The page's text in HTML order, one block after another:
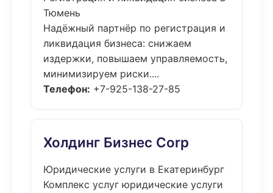
Тюмень
Надёжный партнёр по регистрация и
ликвидация бизнеса: снижаем
издержки, повышаем управляемость,
минимизируем риски....
Телефон: +7-925-138-27-85
Холдинг Бизнес Corp
Юридические услуги в Екатеринбург
Комплекс услуг юридические услуги